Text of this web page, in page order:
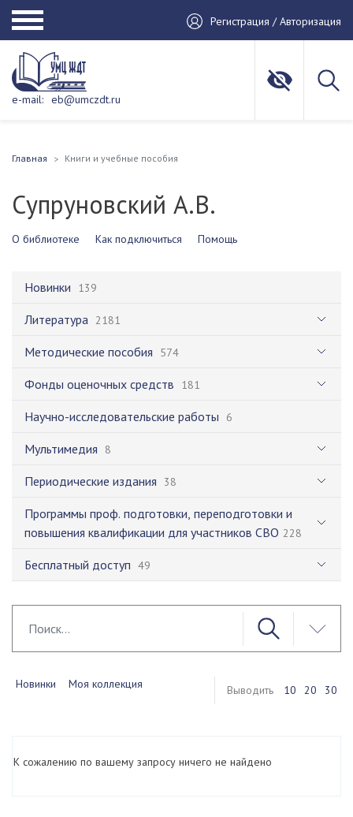
Регистрация / Авторизация
e-mail: eb@umczdt.ru
Главная Книги и учебные пособия
Супруновский А.В.
О библиотеке Как подключиться Помощь
Новинки 139
Литература 2181
Методические пособия 574
Фонды оценочных средств 181
Научно-исследовательские работы 6
Мультимедия 8
Периодические издания 38
Программы проф. подготовки, переподготовки и
повышения квалификации для участников СВО 228
Бесплатный доступ 49
Новинки Моя коллекция Выводить 10 20 30
К сожалению по вашему запросу ничего не найдено